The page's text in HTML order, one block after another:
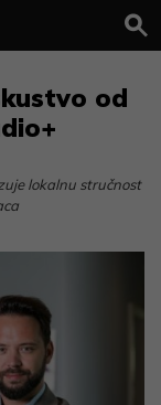
od
lokalnu stručnost